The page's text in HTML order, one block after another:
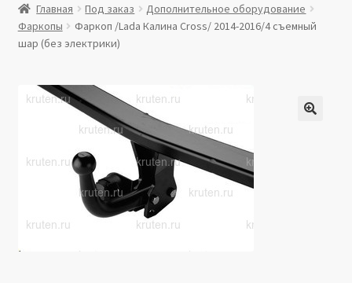
Витрина
Политика в отношении обработки персональных
Производители
Юридические данные
Главная Под заказ
Дополнительное оборудование
Фаркопы
Фаркоп /Lada Калина Cross/ 2014-2016/4 съемный
шар (без электрики)